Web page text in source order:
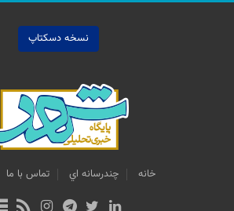
نسخه دسکتاپ
خانه چندرسانه اي تماس با ما